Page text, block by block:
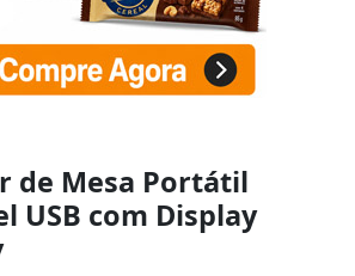
de Mesa Portátil
USB com Display